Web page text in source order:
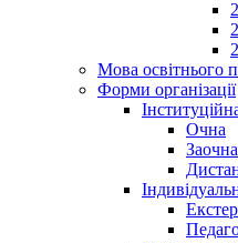
Мова освітнього
Форми організації
Очна
Заочна